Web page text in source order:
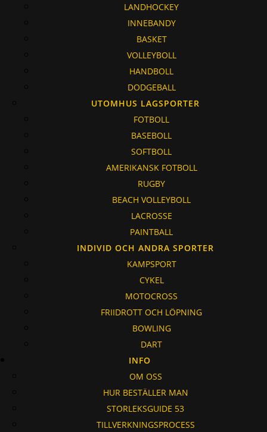
LANDHOCKEY
INNEBANDY
BASKET
VOLLEYBOLL
HANDBOLL
DODGEBALL
UTOMHUS LAGSPORTER
FOTBOLL
BASEBOLL
SOFTBOLL
AMERIKANSK FOTBOLL
RUGBY
BEACH VOLLEYBOLL
LACROSSE
PAINTBALL
INDIVID OCH ANDRA SPORTER
KAMPSPORT
CYKEL
MOTOCROSS
FRIIDROTT OCH LÖPNING
BOWLING
DART
INFO
OM OSS
HUR BESTÄLLER MAN
STORLEKSGUIDE 53
TILLVERKNINGSPROCESS